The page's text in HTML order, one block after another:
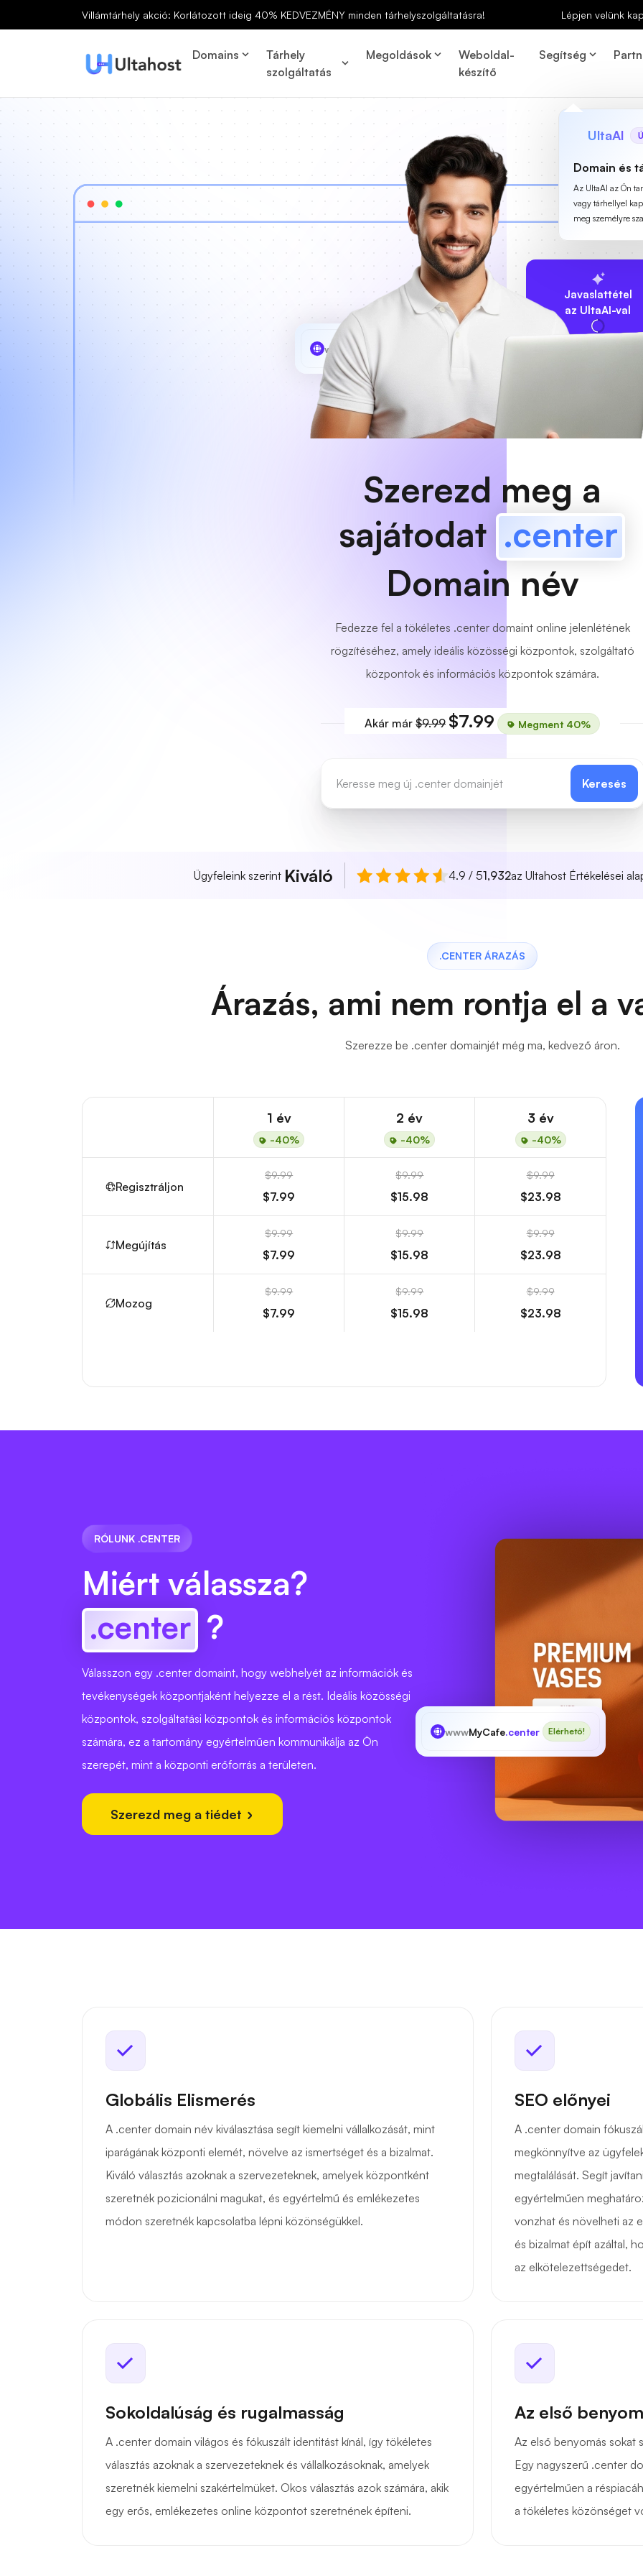
Villámtárhely akció: Korlátozott ideig 40% KEDVEZMÉNY minden tárhelyszolgáltatásra! Lépjen velünk
Domains
Tárhely
szolgáltatás
Megoldások
Weboldal-
készítő
Segítség
UltaAI
Domain és
Az UltaAI az Ön
vagy tárhellyel
meg személyre
Javaslattétel
az UltaAI-val
www MyCafe
Szerezd meg a
sajátodat .center
Domain név
Fedezze fel a tökéletes .center domaint online jelenlétének
rögzítéséhez, amely ideális közösségi központok, szolgáltató
központok és információs központok számára.
Akár már $9.99 $7.99 Megment 40%
Keresés
Ügyfeleink szerint Kiváló 4.9 / 51,932az Ultahost Értékelései
.CENTER ÁRAZÁS
Árazás, ami nem rontja el a
Szerezze be .center domainjét még ma, kedvező áron.
1 év
-40%
2 év
-40%
3 év
-40%
Regisztráljon
$9.99
$7.99
$9.99
$15.98
$9.99
$23.98
Megújítás
$9.99
$7.99
$9.99
$15.98
$9.99
$23.98
Mozog
$9.99
$7.99
$9.99
$15.98
$9.99
$23.98
RÓLUNK .CENTER
Miért válassza?
.center ?
Válasszon egy .center domaint, hogy webhelyét az információk és
tevékenységek központjaként helyezze el a rést. Ideális közösségi
központok, szolgáltatási központok és információs központok
számára, ez a tartomány egyértelműen kommunikálja az Ön
szerepét, mint a központi erőforrás a területen.
Szerezd meg a tiédet
wwwMyCafe.center Elérhető!
Globális Elismerés
A .center domain név kiválasztása segít kiemelni vállalkozását, mint
iparágának központi elemét, növelve az ismertséget és a bizalmat.
Kiváló választás azoknak a szervezeteknek, amelyek központként
szeretnék pozicionálni magukat, és egyértelmű és emlékezetes
módon szeretnék kapcsolatba lépni közönségükkel.
SEO előnyei
A .center domain
megkönnyítve az
megtalálását. Segít
egyértelműen
vonzhat és növelheti az
és bizalmat épít azáltal,
az elkötelezettségedet.
Sokoldalúság és rugalmasság
A .center domain világos és fókuszált identitást kínál, így tökéletes
választás azoknak a szervezeteknek és vállalkozásoknak, amelyek
szeretnék kiemelni szakértelmüket. Okos választás azok számára, akik
egy erős, emlékezetes online központot szeretnének építeni.
Az első
Az első benyomás sokat
Egy nagyszerű .center
egyértelműen a
a tökéletes közönséget